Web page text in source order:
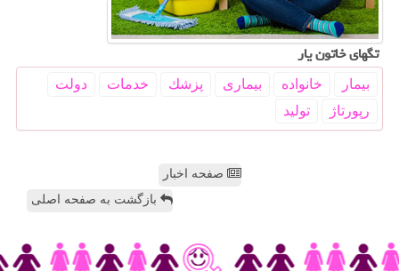
تگهای خاتون یار
بیمار خانواده بیماری پزشك خدمات
دولت
رپورتاژ
تولید
صفحه اخبار
بازگشت به صفحه اصلی